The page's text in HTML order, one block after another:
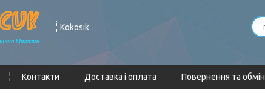
Kokosik
Контакти Доставка і оплата Повернення та обмін